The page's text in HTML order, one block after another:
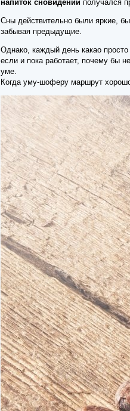
напиток сновидений получался
Сны действительно были яркие,
забывая предыдущие.
Однако, каждый день какао
если и пока работает, почему бы
уме.
Когда уму-шоферу маршрут хорошо